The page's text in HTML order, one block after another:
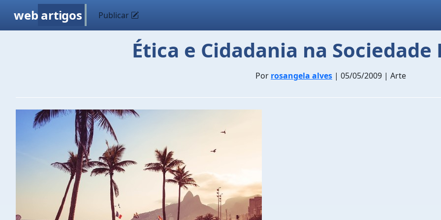
web artigos Publicar
Ética e Cidadania na
Por rosangela alves | 05/05/2009 | Arte